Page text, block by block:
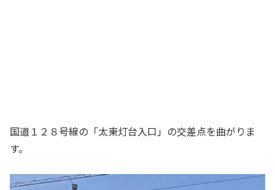
国道１２８号線の「太東灯台入口」の交差点を曲がりま
す。